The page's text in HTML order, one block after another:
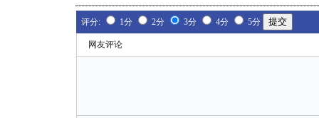
评分: 1分 2分 3分 4分 5分
网友评论